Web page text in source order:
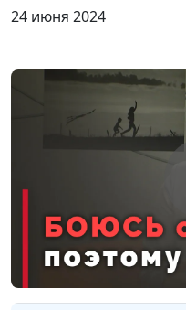
24 июня 2024
Как научить ребёнка
Когнитивные искажения
— что с ними делать?
Почему цели не
достигаются?